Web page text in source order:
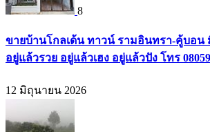
8
ขายบ้านโกลเด้น ทาวน์ รามอินทรา-คู้บอน
อยู่แล้วรวย อยู่แล้วเฮง อยู่แล้วปัง โทร
12 มิถุนายน 2026